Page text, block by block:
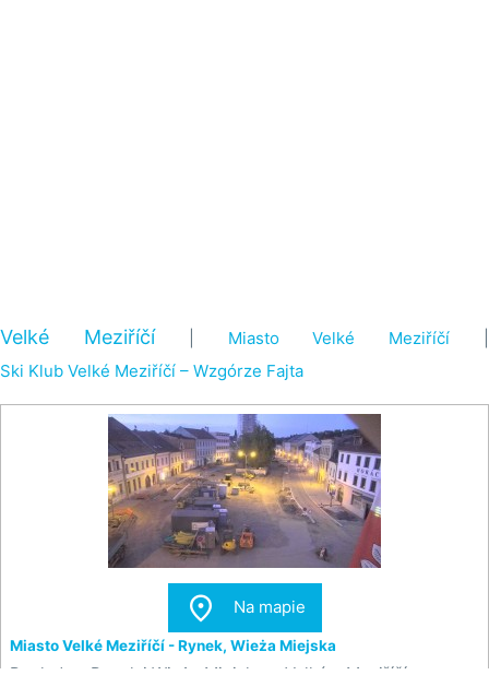
Velké Meziříčí| Miasto Velké Meziříčí
Ski Klub Velké Meziříčí – Wzgórze Fajta
 Na mapie
Miasto Velké Meziříčí - Rynek, Wieża Miejska
Pogląd na Rynek i Wieżę Miejską w Velkém Meziříčí.